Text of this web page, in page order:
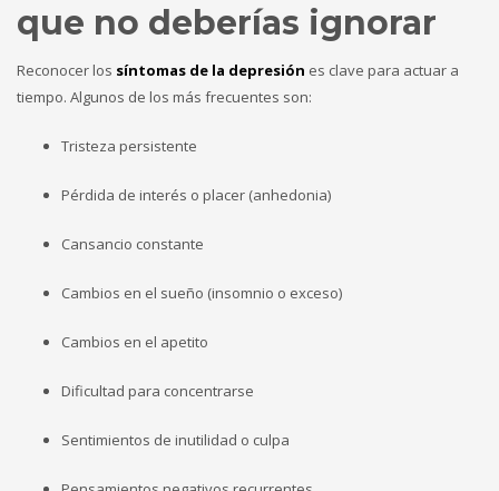
que no deberías ignorar
Reconocer los síntomas de la depresión es clave para actuar a
tiempo. Algunos de los más frecuentes son:
Tristeza persistente
Pérdida de interés o placer (anhedonia)
Cansancio constante
Cambios en el sueño (insomnio o exceso)
Cambios en el apetito
Dificultad para concentrarse
Sentimientos de inutilidad o culpa